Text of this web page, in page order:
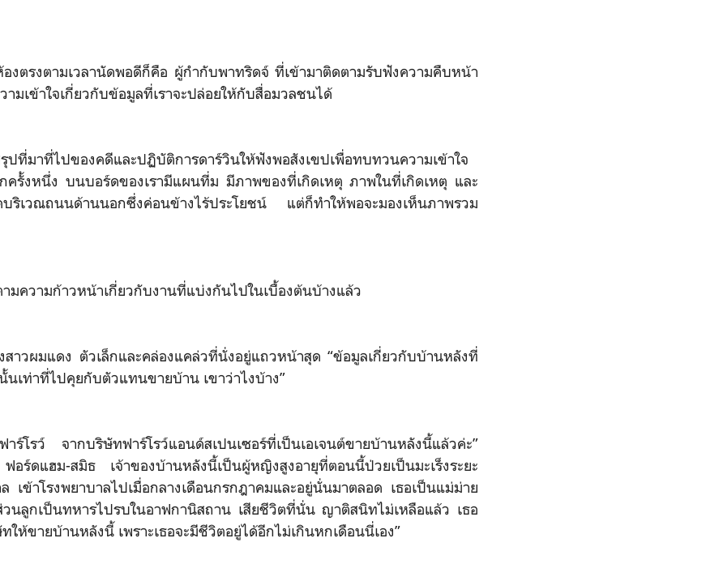
งตรงตามเวลานัดพอดีก็คือ ผู้กำกับพาทริดจ์ ที่เข้ามาติดตามรับฟังความคืบหน้า
มเข้าใจเกี่ยวกับข้อมูลที่เราจะปล่อยให้กับสื่อมวลชนได้
ที่มาที่ไปของคดีและปฏิบัติการดาร์วินให้ฟังพอสังเขปเพื่อทบทวนความเข้าใจ
ครั้งหนึ่ง บนบอร์ดของเรามีแผนที่ม มีภาพของที่เกิดเหตุ ภาพในที่เกิดเหตุ และ
บริเวณถนนด้านนอกซึ่งค่อนข้างไร้ประโยชน์ แต่ก็ทำให้พอจะมองเห็นภาพรวม
มความก้าวหน้าเกี่ยวกับงานที่แบ่งกันไปในเบื้องต้นบ้างแล้ว
สาวผมแดง ตัวเล็กและคล่องแคล่วที่นั่งอยู่แถวหน้าสุด “ข้อมูลเกี่ยวกับบ้านหลังที่
เท่าที่ไปคุยกับตัวแทนขายบ้าน เขาว่าไงบ้าง”
โรว์ จากบริษัทฟาร์โรว์แอนด์สเปนเซอร์ที่เป็นเอเจนต์ขายบ้านหลังนี้แล้วค่ะ”
ร์ดแฮม-สมิธ เจ้าของบ้านหลังนี้เป็นผู้หญิงสูงอายุที่ตอนนี้ป่วยเป็นมะเร็งระยะ
เข้าโรงพยาบาลไปเมื่อกลางเดือนกรกฎาคมและอยู่นั่นมาตลอด เธอเป็นแม่ม่าย
นลูกเป็นทหารไปรบในอาฟกานิสถาน เสียชีวิตที่นั่น ญาติสนิทไม่เหลือแล้ว เธอ
ให้ขายบ้านหลังนี้ เพราะเธอจะมีชีวิตอยู่ได้อีกไม่เกินหกเดือนนี่เอง”